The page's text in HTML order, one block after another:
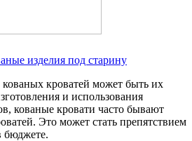
изделия под старину
кроватей может быть их
и использования
кованые кровати часто бывают
Это может стать препятствием
бюджете.